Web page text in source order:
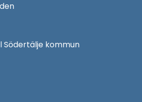
Södertälje kommun